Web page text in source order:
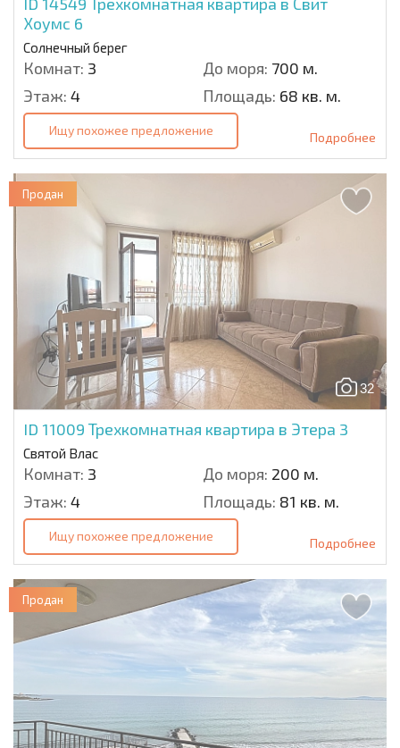
Хоумс 6
Солнечный берег
Комнат: 3 До моря: 700 м.
Этаж: 4 Площадь: 68 кв. м.
Ищу похожее предложение Подробнее
32
ID 11009 Трехкомнатная квартира в Этера 3
Святой Влас
Комнат: 3 До моря: 200 м.
Этаж: 4 Площадь: 81 кв. м.
Продан
Ищу похожее предложение Подробнее
Продан